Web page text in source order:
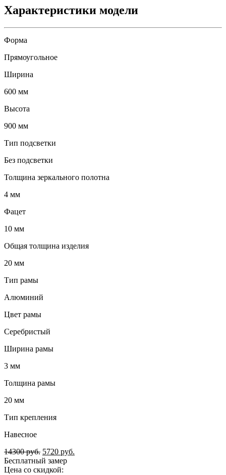
Характеристики модели
Форма
Прямоугольное
Ширина
600 мм
Высота
900 мм
Тип подсветки
Без подсветки
Толщина зеркального полотна
4 мм
Фацет
10 мм
Общая толщина изделия
20 мм
Тип рамы
Алюминий
Цвет рамы
Серебристый
Ширина рамы
3 мм
Толщина рамы
20 мм
Тип крепления
Навесное
14300руб. 5720 руб.
Бесплатный замер
Цена со скидкой: